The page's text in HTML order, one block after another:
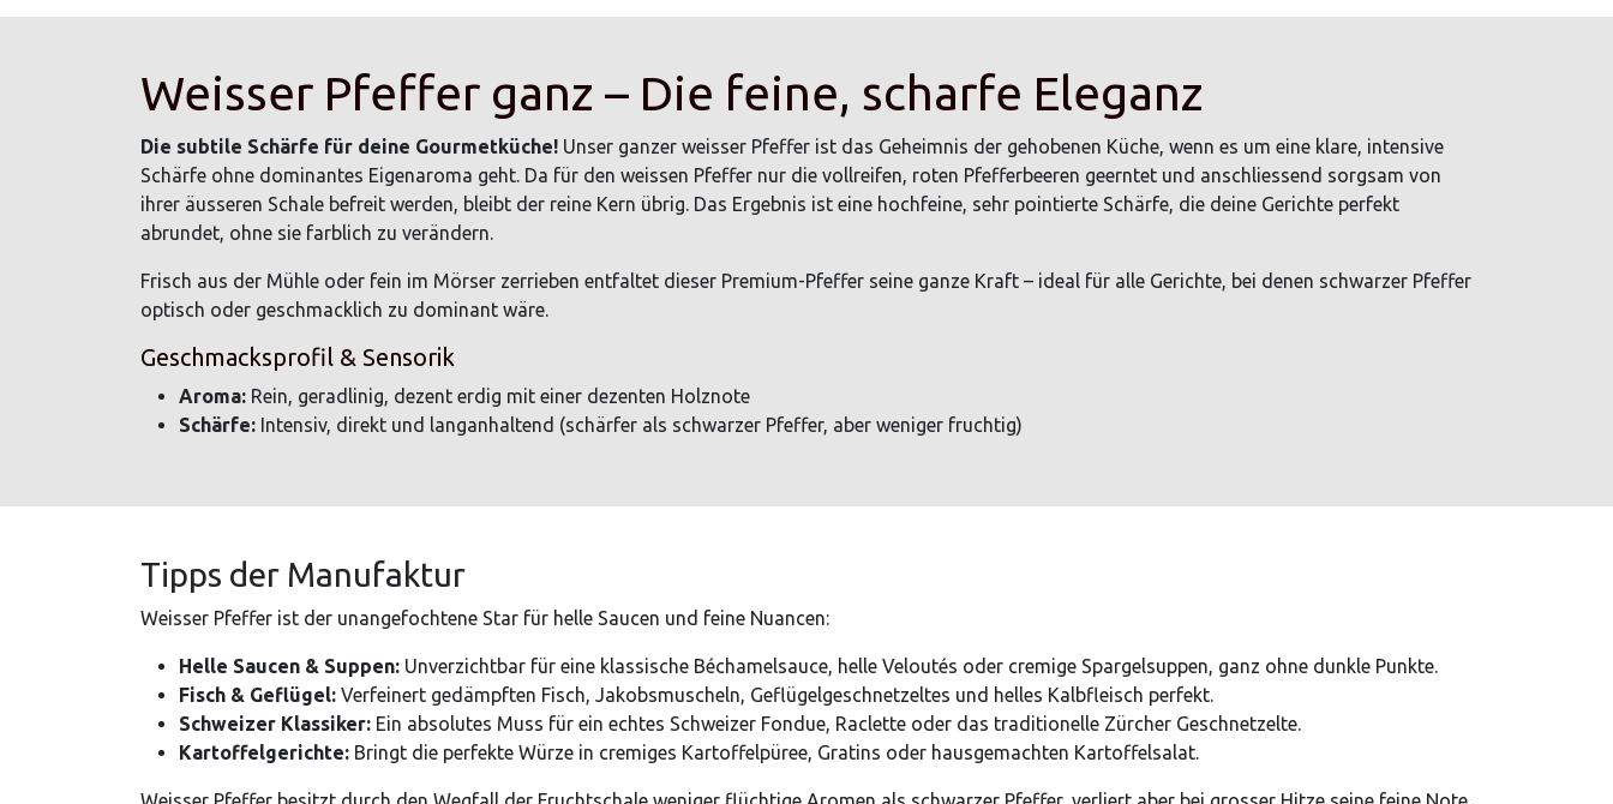
Weisser Pfeffer ganz – Die feine, scharfe Eleganz
Die subtile Schärfe für deine Gourmetküche! Unser ganzer weisser Pfeffer ist das Geheimnis der gehobenen Küche, wenn es um eine klare, intensive
Schärfe ohne dominantes Eigenaroma geht. Da für den weissen Pfeffer nur die vollreifen, roten Pfefferbeeren geerntet und anschliessend sorgsam von
ihrer äusseren Schale befreit werden, bleibt der reine Kern übrig. Das Ergebnis ist eine hochfeine, sehr pointierte Schärfe, die deine Gerichte perfekt
abrundet, ohne sie farblich zu verändern.
Frisch aus der Mühle oder fein im Mörser zerrieben entfaltet dieser Premium-Pfeffer seine ganze Kraft – ideal für alle Gerichte, bei denen schwarzer Pfeffer
optisch oder geschmacklich zu dominant wäre.
Geschmacksprofil & Sensorik
Aroma: Rein, geradlinig, dezent erdig mit einer dezenten Holznote
Schärfe: Intensiv, direkt und langanhaltend (schärfer als schwarzer Pfeffer, aber weniger fruchtig)
Tipps der Manufaktur
Weisser Pfeffer ist der unangefochtene Star für helle Saucen und feine Nuancen:
Helle Saucen & Suppen: Unverzichtbar für eine klassische Béchamelsauce, helle Veloutés oder cremige Spargelsuppen, ganz ohne dunkle Punkte.
Fisch & Geflügel: Verfeinert gedämpften Fisch, Jakobsmuscheln, Geflügelgeschnetzeltes und helles Kalbfleisch perfekt.
Schweizer Klassiker: Ein absolutes Muss für ein echtes Schweizer Fondue, Raclette oder das traditionelle Zürcher Geschnetzelte.
Kartoffelgerichte: Bringt die perfekte Würze in cremiges Kartoffelpüree, Gratins oder hausgemachten Kartoffelsalat.